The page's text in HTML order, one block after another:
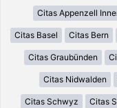
Citas Appenzell
Citas Basel Citas Bern
Citas Graubünden
Citas Nidwalden
Citas Schwyz Citas